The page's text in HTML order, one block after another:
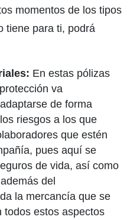
momentos de los tipos
tiene para ti, podrá
En estas pólizas
va
de forma
riesgos a los que
que estén
pues aquí se
de vida, así como
del
la mercancía que se
todos estos aspectos